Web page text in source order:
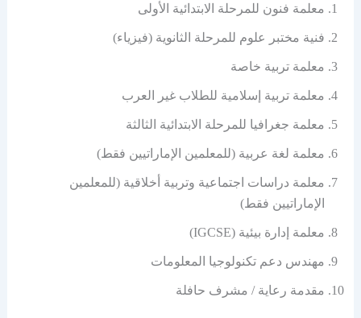
معلمة فنون للمرحلة الابتدائية الأولى
فنية مختبر علوم للمرحلة الثانوية (فيزياء)
معلمة تربية خاصة
معلمة تربية إسلامية للطلاب غير العرب
معلمة جغرافيا للمرحلة الابتدائية الثالثة
معلمة لغة عربية (للمعلمين الإماراتيين فقط)
معلمة دراسات اجتماعية وتربية أخلاقية (للمعلمين
الإماراتيين فقط)
معلمة إدارة بيئية (IGCSE)
مهندس دعم تكنولوجيا المعلومات
مقدمة رعاية / مشرف حافلة